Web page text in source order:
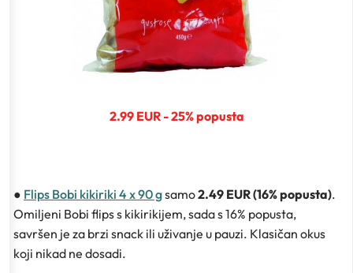
2.99 EUR - 25% popusta
● Flips Bobi kikiriki 4 x 90 gsamo2.49 EUR (16% popusta).
Omiljeni Bobi flips s kikirikijem, sada s 16% popusta,
savršen je za brzi snack ili uživanje u pauzi. Klasičan okus
koji nikad ne dosadi.